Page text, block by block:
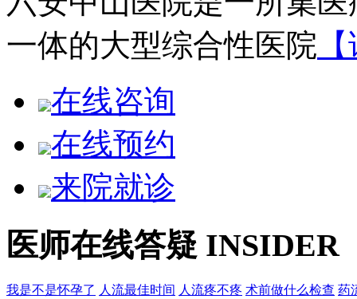
一体的大型综合性医院
在线咨询
在线预约
来院就诊
医师在线答疑 INSIDER
我是不是怀孕了 人流最佳时间 人流疼不疼 术前做什么检查 药